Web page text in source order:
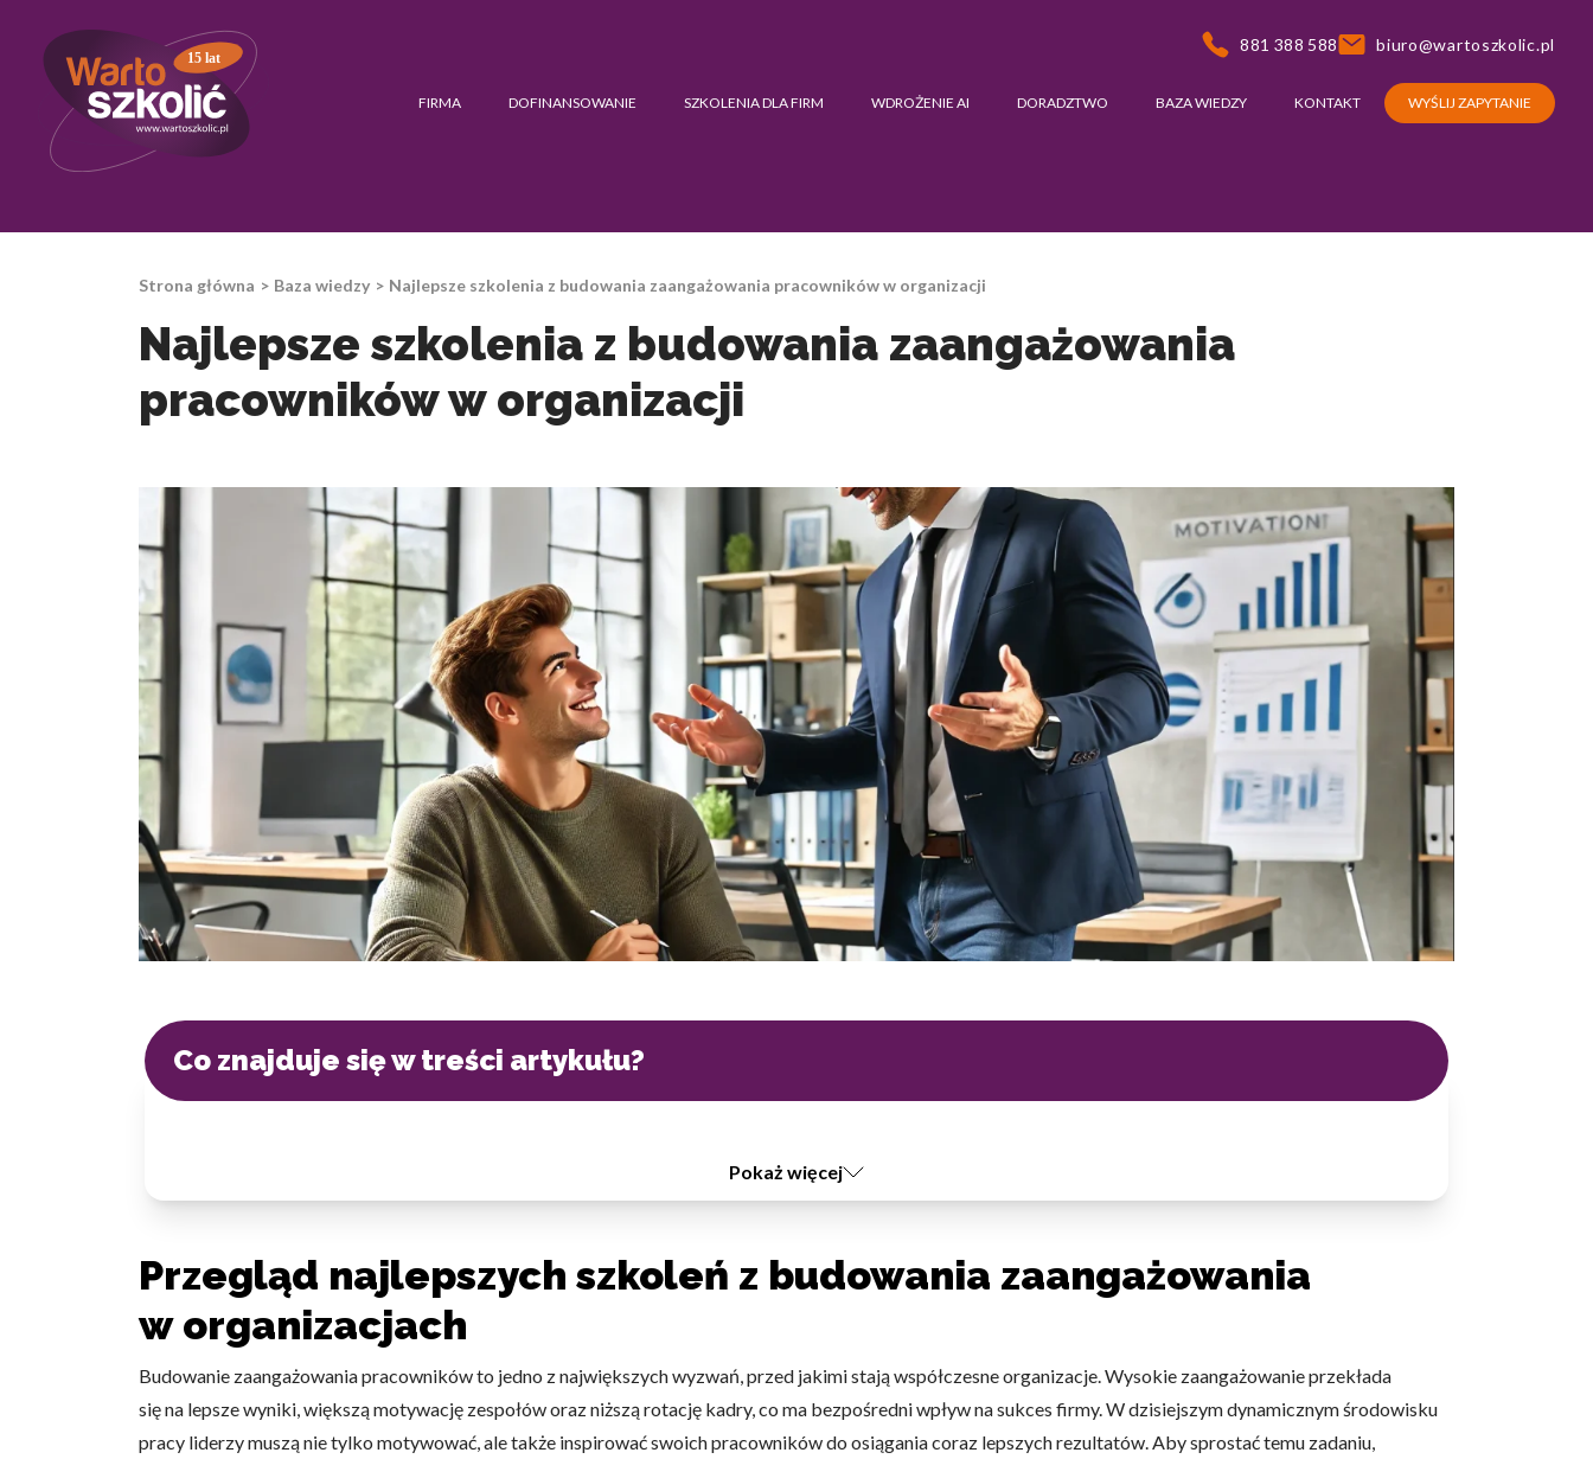
15 lat
881 388 588 biuro@wartoszkolic.pl
FIRMA DOFINANSOWANIE SZKOLENIA DLA FIRM WDROŻENIE AI DORADZTWO BAZA WIEDZY KONTAKT WYŚLIJ ZAPYTANIE
Strona główna Baza wiedzy Najlepsze szkolenia z budowania zaangażowania pracowników w organizacji
Najlepsze szkolenia z budowania zaangażowania
pracowników w organizacji
Co znajduje się w treści artykułu?
Pokaż więcej
Przegląd najlepszych szkoleń z budowania zaangażowania
w organizacjach
Budowanie zaangażowania pracowników to jedno z największych wyzwań, przed jakimi stają współczesne organizacje. Wysokie zaangażowanie przekłada
się na lepsze wyniki, większą motywację zespołów oraz niższą rotację kadry, co ma bezpośredni wpływ na sukces firmy. W dzisiejszym dynamicznym środowisku
pracy liderzy muszą nie tylko motywować, ale także inspirować swoich pracowników do osiągania coraz lepszych rezultatów. Aby sprostać temu zadaniu,